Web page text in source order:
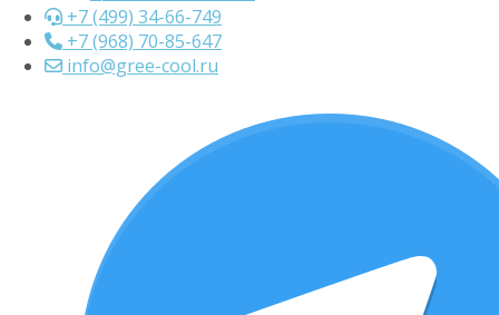
+7 (499) 34-66-749
+7 (968) 70-85-647
info@gree-cool.ru